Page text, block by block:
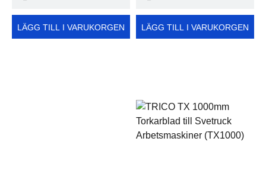
LÄGG TILL I VARUKORGEN LÄGG TILL I VARUKORGEN